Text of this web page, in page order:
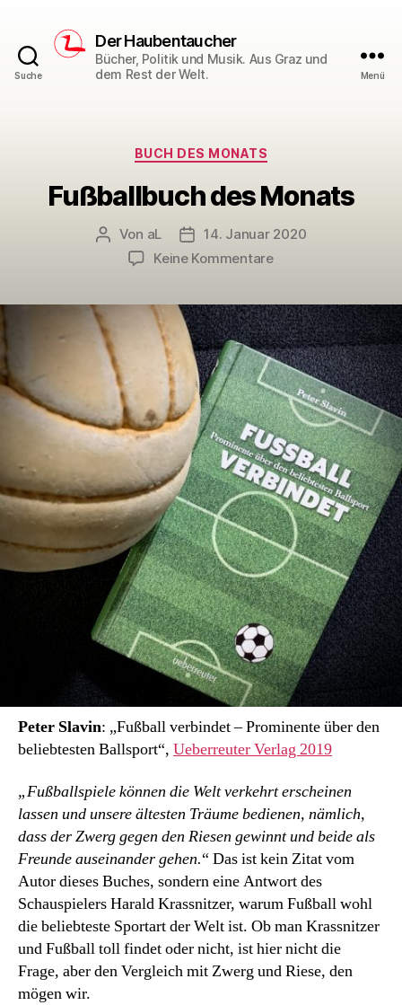
Suche
Der Haubentaucher
Bücher, Politik und Musik. Aus Graz und
dem Rest der Welt.
Menü
Kategorien
BUCH DES MONATS
Fußballbuch des Monats
Beitragsautor
Von aL Veröffentlichungsdatum
14. Januar 2020
Keine Kommentarezu
Monats
Peter Slavin: „Fußball verbindet – Prominente über den
beliebtesten Ballsport“, Ueberreuter Verlag 2019
„Fußballspiele können die Welt verkehrt erscheinen
lassen und unsere ältesten Träume bedienen, nämlich,
dass der Zwerg gegen den Riesen gewinnt und beide als
Freunde auseinander gehen.“ Das ist kein Zitat vom
Autor dieses Buches, sondern eine Antwort des
Schauspielers Harald Krassnitzer, warum Fußball wohl
die beliebteste Sportart der Welt ist. Ob man Krassnitzer
und Fußball toll findet oder nicht, ist hier nicht die
Frage, aber den Vergleich mit Zwerg und Riese, den
mögen wir.